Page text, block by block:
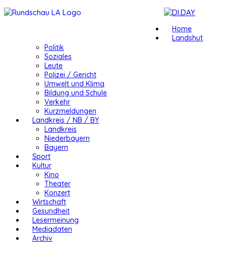
Home
Landshut
Politik
Soziales
Leute
Polizei / Gericht
Umwelt und Klima
Bildung und Schule
Verkehr
Kurzmeldungen
Landkreis / NB / BY
Landkreis
Niederbayern
Bayern
Sport
Kultur
Kino
Theater
Konzert
Wirtschaft
Gesundheit
Lesermeinung
Mediadaten
Archiv